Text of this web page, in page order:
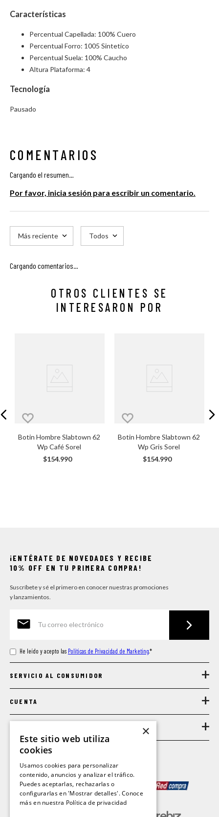
Características
Percentual Capellada: 100% Cuero
Percentual Forro: 1005 Sintetico
Percentual Suela: 100% Caucho
Altura Plataforma: 4
Tecnología
Pausado
COMENTARIOS
Cargando el resumen…
Por favor, inicia sesión para escribir un comentario.
Más reciente Todos
Cargando comentarios…
OTROS CLIENTES SE
INTERESARON POR
Botin Hombre Slabtown 62
Wp Café Sorel
$154.990
Botin Hombre Slabtown 62
Wp Gris Sorel
$154.990
¡ENTÉRATE DE NOVEDADES Y RECIBE
10% OFF EN TU PRIMERA COMPRA!
Suscríbete y sé el primero en conocer nuestras promociones
y lanzamientos.
He leído y acepto las Políticas de Privacidad de Marketing.*
SERVICIO AL CONSUMIDOR +
CUENTA +
+
MEDIOS DE PAGO
×
Este sitio web utiliza
cookies
Usamos cookies para personalizar
contenido, anuncios y analizar el tráfico.
Puedes aceptarlas, rechazarlas o
configurarlas en 'Mostrar detalles'. Conoce
más en nuestra Política de privacidad